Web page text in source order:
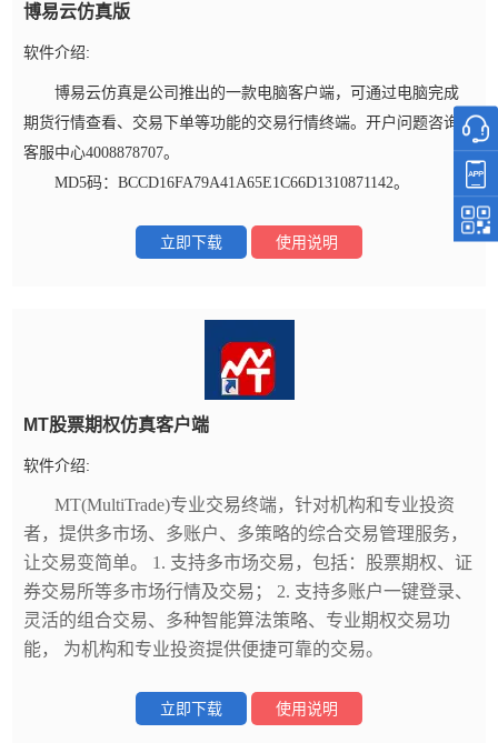
博易云仿真版
软件介绍:
博易云仿真是公司推出的一款电脑客户端，可通过电脑完成
期货行情查看、交易下单等功能的交易行情终端。开户问题咨询
客服中心4008878707。
MD5码：BCCD16FA79A41A65E1C66D1310871142。
立即下载 使用说明
MT股票期权仿真客户端
软件介绍:
MT(MultiTrade)专业交易终端，针对机构和专业投资
者，提供多市场、多账户、多策略的综合交易管理服务，
让交易变简单。 1. 支持多市场交易，包括：股票期权、证
券交易所等多市场行情及交易； 2. 支持多账户一键登录、
灵活的组合交易、多种智能算法策略、专业期权交易功
能， 为机构和专业投资提供便捷可靠的交易。
立即下载 使用说明